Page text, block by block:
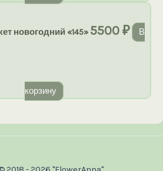
новогодний «145» 5500₽ В
корзину